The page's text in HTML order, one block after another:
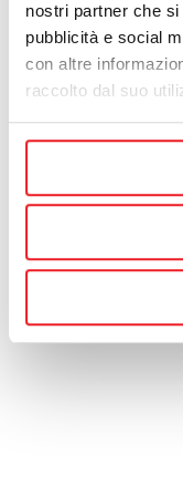
nostri partner che
pubblicità e social
con altre
raccolto dal suo